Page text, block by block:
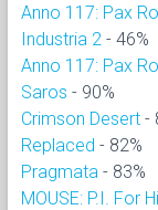
Anno 117: Pax
Industria 2 - 46%
Anno 117: Pax
Saros - 90%
Crimson Desert -
Replaced - 82%
Pragmata - 83%
MOUSE: P.I. For